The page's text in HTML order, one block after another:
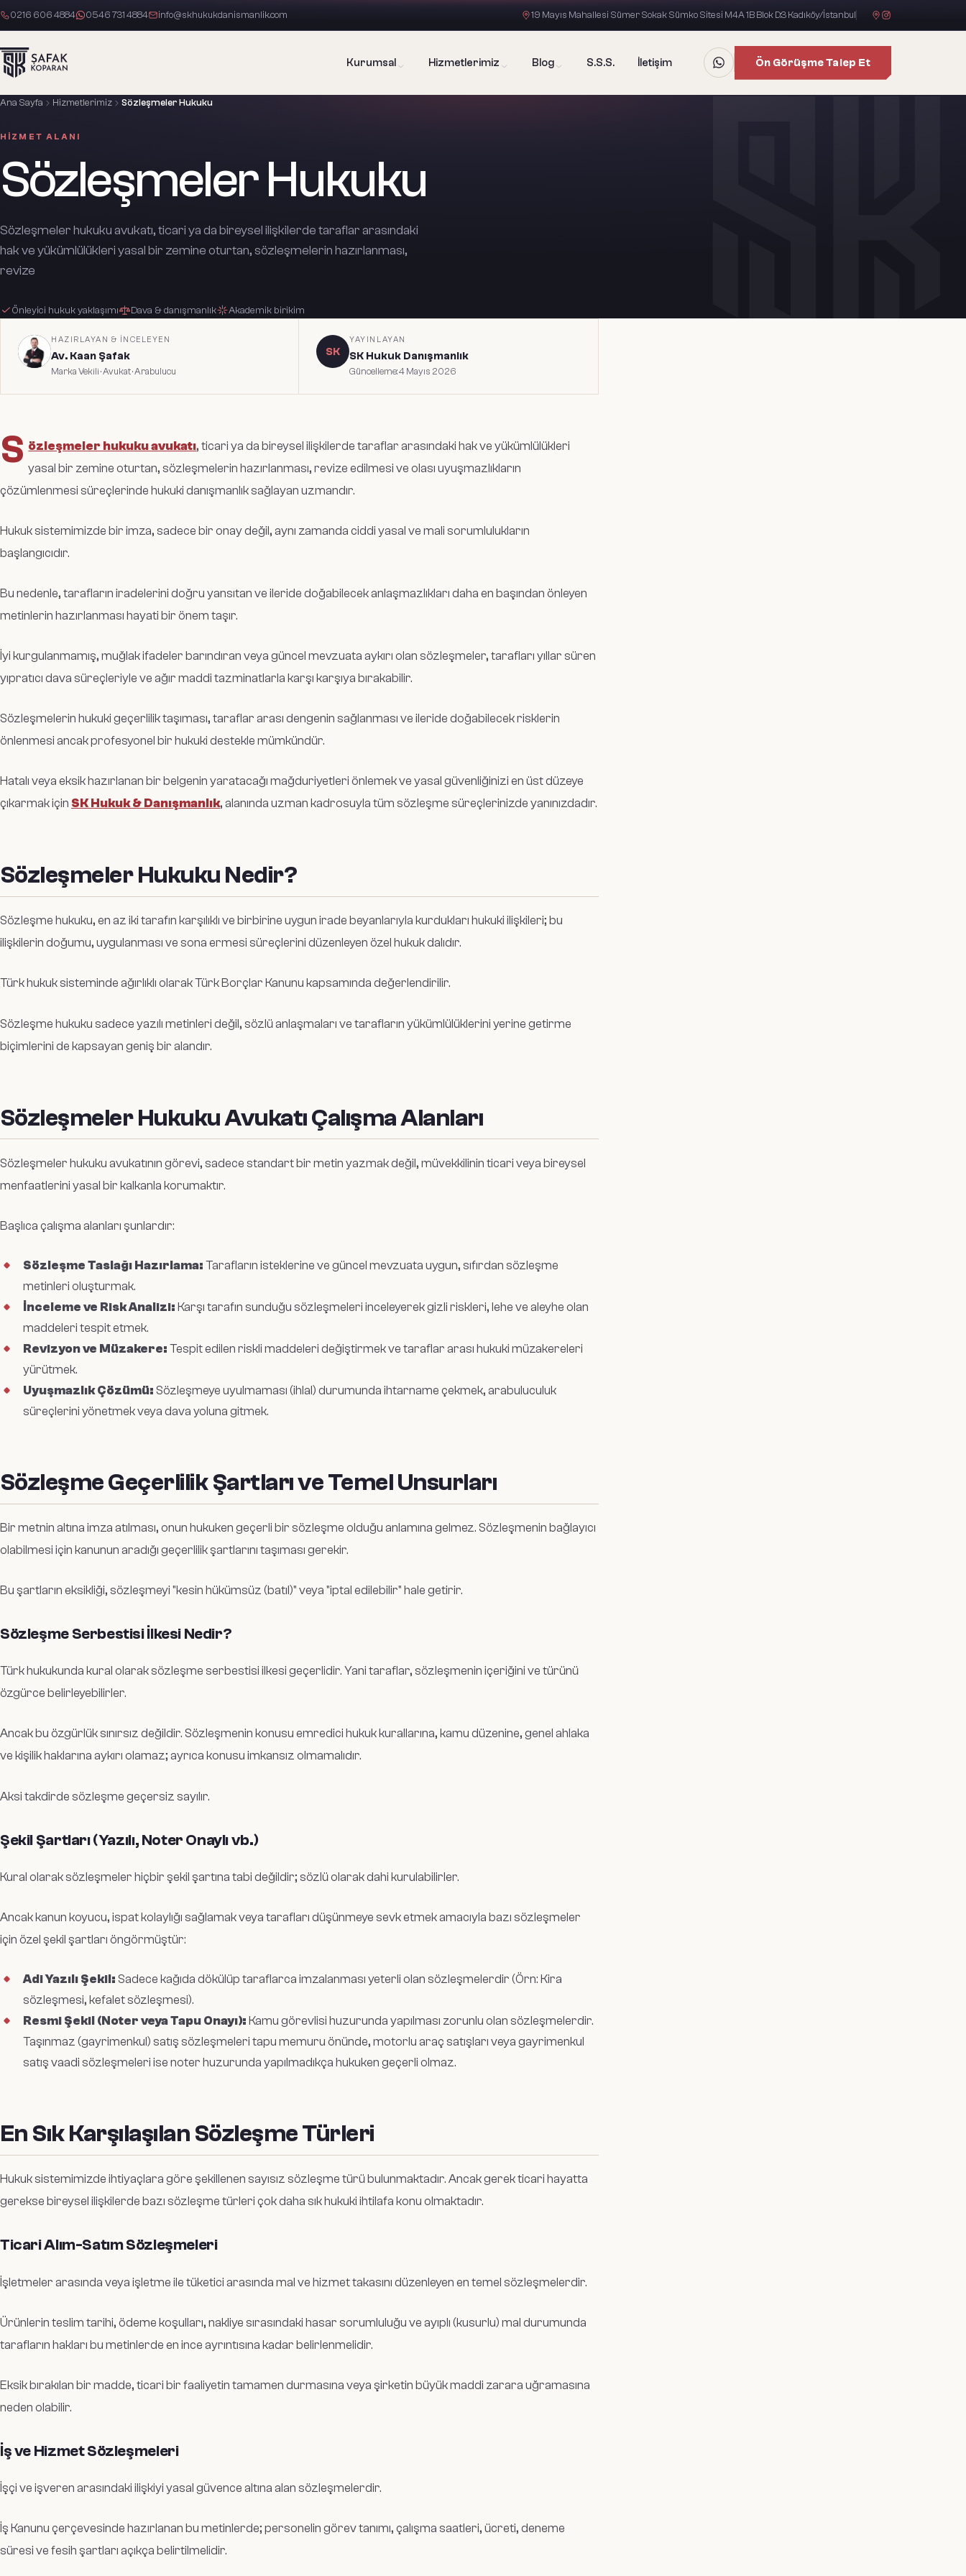
0216 606 4884 0546 731 4884 info@skhukukdanismanlik.com 19 Mayıs Mahallesi Sümer Sokak Sümko Sitesi M4A 1B Blok D:3 Kadıköy/İstanbul
Kurumsal Hizmetlerimiz Blog S.S.S. İletişim Ön Görüşme Talep Et
Ana Sayfa Hizmetlerimiz Sözleşmeler Hukuku
HIZMET ALANI
Sözleşmeler Hukuku
Sözleşmeler hukuku avukatı, ticari ya da bireysel ilişkilerde taraflar arasındaki
hak ve yükümlülükleri yasal bir zemine oturtan, sözleşmelerin hazırlanması,
revize
Önleyici hukuk yaklaşımı Dava & danışmanlık Akademik birikim
HAZIRLAYAN & İNCELEYEN
Av. Kaan Şafak
Marka Vekili · Avukat · Arabulucu
SK
YAYINLAYAN
SK Hukuk Danışmanlık
Güncelleme:4 Mayıs 2026
S özleşmeler hukuku avukatı, ticari ya da bireysel ilişkilerde taraflar arasındaki hak ve yükümlülükleri
yasal bir zemine oturtan, sözleşmelerin hazırlanması, revize edilmesi ve olası uyuşmazlıkların
çözümlenmesi süreçlerinde hukuki danışmanlık sağlayan uzmandır.
Hukuk sistemimizde bir imza, sadece bir onay değil, aynı zamanda ciddi yasal ve mali sorumlulukların
başlangıcıdır.
Bu nedenle, tarafların iradelerini doğru yansıtan ve ileride doğabilecek anlaşmazlıkları daha en başından önleyen
metinlerin hazırlanması hayati bir önem taşır.
İyi kurgulanmamış, muğlak ifadeler barındıran veya güncel mevzuata aykırı olan sözleşmeler, tarafları yıllar süren
yıpratıcı dava süreçleriyle ve ağır maddi tazminatlarla karşı karşıya bırakabilir.
Sözleşmelerin hukuki geçerlilik taşıması, taraflar arası dengenin sağlanması ve ileride doğabilecek risklerin
önlenmesi ancak profesyonel bir hukuki destekle mümkündür.
Hatalı veya eksik hazırlanan bir belgenin yaratacağı mağduriyetleri önlemek ve yasal güvenliğinizi en üst düzeye
çıkarmak için SK Hukuk & Danışmanlık, alanında uzman kadrosuyla tüm sözleşme süreçlerinizde yanınızdadır.
Sözleşmeler Hukuku Nedir?
Sözleşme hukuku, en az iki tarafın karşılıklı ve birbirine uygun irade beyanlarıyla kurdukları hukuki ilişkileri; bu
ilişkilerin doğumu, uygulanması ve sona ermesi süreçlerini düzenleyen özel hukuk dalıdır.
Türk hukuk sisteminde ağırlıklı olarak Türk Borçlar Kanunu kapsamında değerlendirilir.
Sözleşme hukuku sadece yazılı metinleri değil, sözlü anlaşmaları ve tarafların yükümlülüklerini yerine getirme
biçimlerini de kapsayan geniş bir alandır.
Sözleşmeler Hukuku Avukatı Çalışma Alanları
Sözleşmeler hukuku avukatının görevi, sadece standart bir metin yazmak değil, müvekkilinin ticari veya bireysel
menfaatlerini yasal bir kalkanla korumaktır.
Başlıca çalışma alanları şunlardır:
Sözleşme Taslağı Hazırlama: Tarafların isteklerine ve güncel mevzuata uygun, sıfırdan sözleşme
metinleri oluşturmak.
İnceleme ve Risk Analizi: Karşı tarafın sunduğu sözleşmeleri inceleyerek gizli riskleri, lehe ve aleyhe olan
maddeleri tespit etmek.
Revizyon ve Müzakere: Tespit edilen riskli maddeleri değiştirmek ve taraflar arası hukuki müzakereleri
yürütmek.
Uyuşmazlık Çözümü: Sözleşmeye uyulmaması (ihlal) durumunda ihtarname çekmek, arabuluculuk
süreçlerini yönetmek veya dava yoluna gitmek.
Sözleşme Geçerlilik Şartları ve Temel Unsurları
Bir metnin altına imza atılması, onun hukuken geçerli bir sözleşme olduğu anlamına gelmez. Sözleşmenin bağlayıcı
olabilmesi için kanunun aradığı geçerlilik şartlarını taşıması gerekir.
Bu şartların eksikliği, sözleşmeyi "kesin hükümsüz (batıl)" veya "iptal edilebilir" hale getirir.
Sözleşme Serbestisi İlkesi Nedir?
Türk hukukunda kural olarak sözleşme serbestisi ilkesi geçerlidir. Yani taraflar, sözleşmenin içeriğini ve türünü
özgürce belirleyebilirler.
Ancak bu özgürlük sınırsız değildir. Sözleşmenin konusu emredici hukuk kurallarına, kamu düzenine, genel ahlaka
ve kişilik haklarına aykırı olamaz; ayrıca konusu imkansız olmamalıdır.
Aksi takdirde sözleşme geçersiz sayılır.
Şekil Şartları (Yazılı, Noter Onaylı vb.)
Kural olarak sözleşmeler hiçbir şekil şartına tabi değildir; sözlü olarak dahi kurulabilirler.
Ancak kanun koyucu, ispat kolaylığı sağlamak veya tarafları düşünmeye sevk etmek amacıyla bazı sözleşmeler
için özel şekil şartları öngörmüştür:
Adi Yazılı Şekil: Sadece kağıda dökülüp taraflarca imzalanması yeterli olan sözleşmelerdir (Örn: Kira
sözleşmesi, kefalet sözleşmesi).
Resmi Şekil (Noter veya Tapu Onayı): Kamu görevlisi huzurunda yapılması zorunlu olan sözleşmelerdir.
Taşınmaz (gayrimenkul) satış sözleşmeleri tapu memuru önünde, motorlu araç satışları veya gayrimenkul
satış vaadi sözleşmeleri ise noter huzurunda yapılmadıkça hukuken geçerli olmaz.
En Sık Karşılaşılan Sözleşme Türleri
Hukuk sistemimizde ihtiyaçlara göre şekillenen sayısız sözleşme türü bulunmaktadır. Ancak gerek ticari hayatta
gerekse bireysel ilişkilerde bazı sözleşme türleri çok daha sık hukuki ihtilafa konu olmaktadır.
Ticari Alım-Satım Sözleşmeleri
İşletmeler arasında veya işletme ile tüketici arasında mal ve hizmet takasını düzenleyen en temel sözleşmelerdir.
Ürünlerin teslim tarihi, ödeme koşulları, nakliye sırasındaki hasar sorumluluğu ve ayıplı (kusurlu) mal durumunda
tarafların hakları bu metinlerde en ince ayrıntısına kadar belirlenmelidir.
Eksik bırakılan bir madde, ticari bir faaliyetin tamamen durmasına veya şirketin büyük maddi zarara uğramasına
neden olabilir.
İş ve Hizmet Sözleşmeleri
İşçi ve işveren arasındaki ilişkiyi yasal güvence altına alan sözleşmelerdir.
İş Kanunu çerçevesinde hazırlanan bu metinlerde; personelin görev tanımı, çalışma saatleri, ücreti, deneme
süresi ve fesih şartları açıkça belirtilmelidir.